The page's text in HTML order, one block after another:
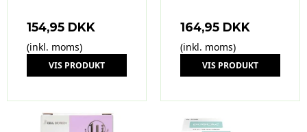
154,95 DKK
(inkl. moms)
VIS PRODUKT
164,95 DKK
(inkl. moms)
VIS PRODUKT